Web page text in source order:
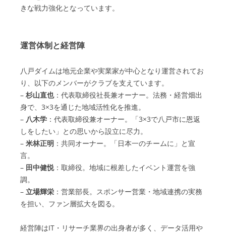
きな戦力強化となっています。
運営体制と経営陣
八戸ダイムは地元企業や実業家が中心となり運営されてお
り、以下のメンバーがクラブを支えています。
– 杉山直也：代表取締役社長兼オーナー。法務・経営畑出
身で、3×3を通じた地域活性化を推進。
– 八木学 ：代表取締役兼オーナー。「3×3で八戸市に恩返
しをしたい」との思いから設立に尽力。
– 米林正明 ：共同オーナー。「日本一のチームに」と宣
言。
– 田中健悦：取締役。地域に根差したイベント運営を強
調。
– 立場輝栄 ：営業部長。スポンサー営業・地域連携の実務
を担い、ファン層拡大を図る。
経営陣はIT・リサーチ業界の出身者が多く、データ活用や